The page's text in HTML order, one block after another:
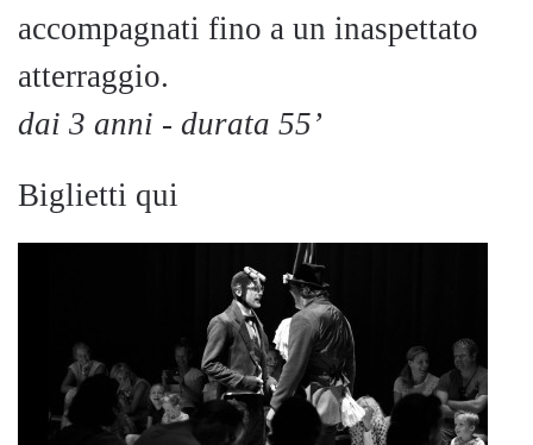
accompagnati fino a un inaspettato
atterraggio.
dai 3 anni - durata 55’
Biglietti qui